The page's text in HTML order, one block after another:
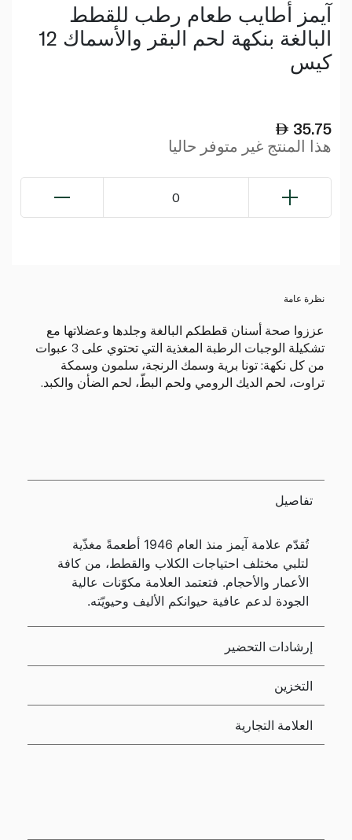
آيمز أطايب طعام رطب للقطط
البالغة بنكهة لحم البقر والأسماك 12
كيس
35.75
هذا المنتج غير متوفر حاليا
0
نظرة عامة
عززوا صحة أسنان قططكم البالغة وجلدها وعضلاتها مع
تشكيلة الوجبات الرطبة المغذية التي تحتوي على 3 عبوات
من كل نكهة: تونا برية وسمك الرنجة، سلمون وسمكة
تراوت، لحم الديك الرومي ولحم البطّ، لحم الضأن والكبد.
تفاصيل
تُقدّم علامة آيمز منذ العام 1946 أطعمةً مغذّية
لتلبي مختلف احتياجات الكلاب والقطط، من كافة
الأعمار والأحجام. فتعتمد العلامة مكوّنات عالية
الجودة لدعم عافية حيوانكم الأليف وحيويّته.
إرشادات التحضير
التخزين
العلامة التجارية